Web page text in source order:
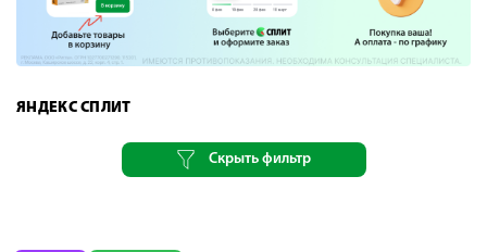
ЯНДЕКС СПЛИТ
Скрыть фильтр